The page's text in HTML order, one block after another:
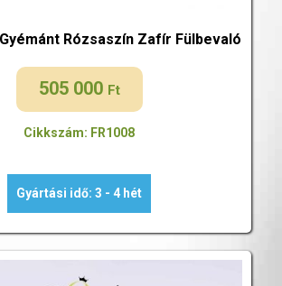
Rózsaszín Zafír Fülbevaló
505 000 Ft
Cikkszám: FR1008
Gyártási idő: 3 - 4 hét